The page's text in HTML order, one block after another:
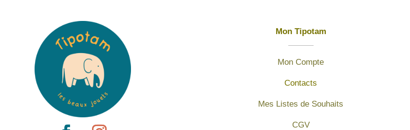
Mon Tipotam
Mon Compte
Contacts
Mes Listes de Souhaits
CGV